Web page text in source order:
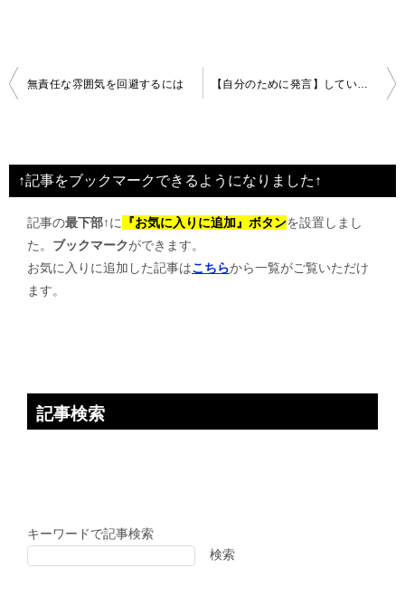
投
ビ
ゲ
無責任な雰囲気を回避するには
↑記事をブックマークできるようになりました↑
記事の最下部↑に 『お気に入りに追加』ボタンを設置しまし
た。 ブックマークができます。
お気に入りに追加した記事はこちらから一覧がご覧いただけ
ます。
記事検索
キーワードで記事検索
検索